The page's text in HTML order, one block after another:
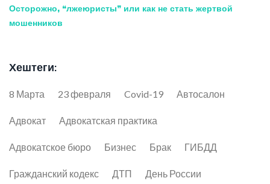
Осторожно, “лжеюристы” или как не стать жертвой
мошенников
Хештеги:
8 Марта 23 февраля Covid-19 Автосалон
Адвокат Адвокатская практика
Адвокатское бюро Бизнес Брак ГИБДД
Гражданский кодекс ДТП День России